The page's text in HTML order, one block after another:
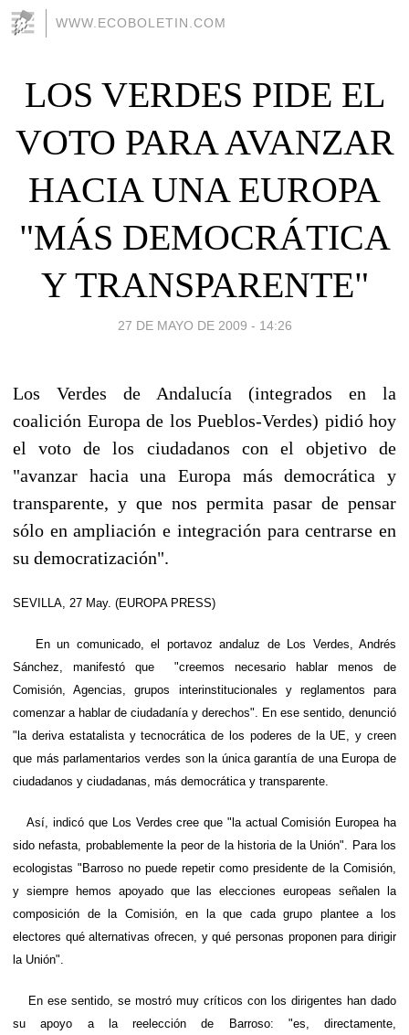
WWW.ECOBOLETIN.COM
LOS VERDES PIDE EL
VOTO PARA AVANZAR
HACIA UNA EUROPA
"MÁS DEMOCRÁTICA
Y TRANSPARENTE"
27 DE MAYO DE 2009 - 14:26
Los Verdes de Andalucía (integrados en la
coalición Europa de los Pueblos-Verdes) pidió hoy
el voto de los ciudadanos con el objetivo de
"avanzar hacia una Europa más democrática y
transparente, y que nos permita pasar de pensar
sólo en ampliación e integración para centrarse en
su democratización".
SEVILLA, 27 May. (EUROPA PRESS)
En un comunicado, el portavoz andaluz de Los Verdes, Andrés
Sánchez, manifestó que "creemos necesario hablar menos de
Comisión, Agencias, grupos interinstitucionales y reglamentos para
comenzar a hablar de ciudadanía y derechos". En ese sentido, denunció
"la deriva estatalista y tecnocrática de los poderes de la UE, y creen
que más parlamentarios verdes son la única garantía de una Europa de
ciudadanos y ciudadanas, más democrática y transparente.
Así, indicó que Los Verdes cree que "la actual Comisión Europea ha
sido nefasta, probablemente la peor de la historia de la Unión". Para los
ecologistas "Barroso no puede repetir como presidente de la Comisión,
y siempre hemos apoyado que las elecciones europeas señalen la
composición de la Comisión, en la que cada grupo plantee a los
electores qué alternativas ofrecen, y qué personas proponen para dirigir
la Unión".
En ese sentido, se mostró muy críticos con los dirigentes han dado
su apoyo a la reelección de Barroso: "es, directamente,